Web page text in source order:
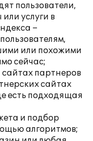
пользователи,
услуги в
–
или похожими
сейчас;
партнеров
сайтах
есть подходящая
и подбор
алгоритмов;